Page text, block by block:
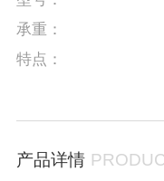
承重：
特点：
产品详情